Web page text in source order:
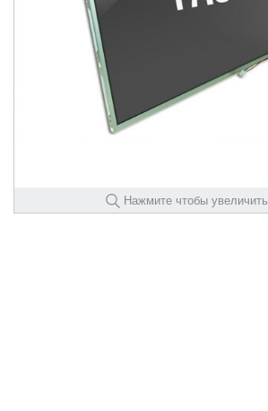
Нажмите чтобы увеличить